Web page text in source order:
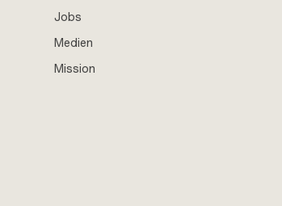
Jobs
Medien
Mission